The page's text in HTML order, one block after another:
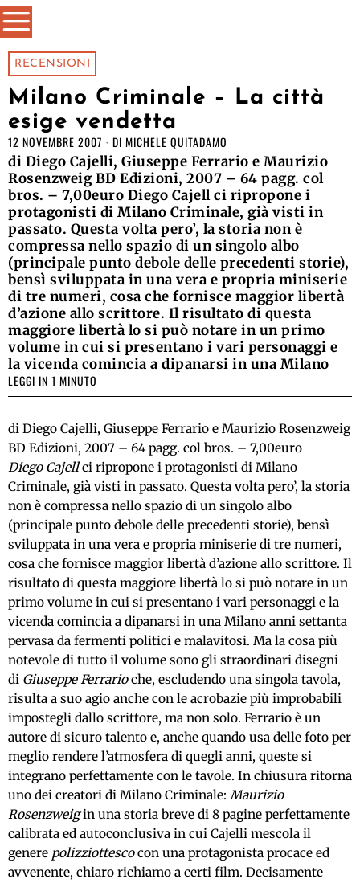
RECENSIONI
Milano Criminale – La città
esige vendetta
12 NOVEMBRE 2007 DI MICHELE QUITADAMO
di Diego Cajelli, Giuseppe Ferrario e Maurizio
Rosenzweig BD Edizioni, 2007 – 64 pagg. col
bros. – 7,00euro Diego Cajell ci ripropone i
protagonisti di Milano Criminale, già visti in
passato. Questa volta pero’, la storia non è
compressa nello spazio di un singolo albo
(principale punto debole delle precedenti storie),
bensì sviluppata in una vera e propria miniserie
di tre numeri, cosa che fornisce maggior libertà
d’azione allo scrittore. Il risultato di questa
maggiore libertà lo si può notare in un primo
volume in cui si presentano i vari personaggi e
la vicenda comincia a dipanarsi in una Milano
LEGGI IN 1 MINUTO
di Diego Cajelli, Giuseppe Ferrario e Maurizio Rosenzweig
BD Edizioni, 2007 – 64 pagg. col bros. – 7,00euro
Diego Cajellci ripropone i protagonisti di Milano
Criminale, già visti in passato. Questa volta pero’, la storia
non è compressa nello spazio di un singolo albo
(principale punto debole delle precedenti storie), bensì
sviluppata in una vera e propria miniserie di tre numeri,
cosa che fornisce maggior libertà d’azione allo scrittore. Il
risultato di questa maggiore libertà lo si può notare in un
primo volume in cui si presentano i vari personaggi e la
vicenda comincia a dipanarsi in una Milano anni settanta
pervasa da fermenti politici e malavitosi. Ma la cosa più
notevole di tutto il volume sono gli straordinari disegni
di Giuseppe Ferrarioche, escludendo una singola tavola,
risulta a suo agio anche con le acrobazie più improbabili
impostegli dallo scrittore, ma non solo. Ferrario è un
autore di sicuro talento e, anche quando usa delle foto per
meglio rendere l’atmosfera di quegli anni, queste si
integrano perfettamente con le tavole. In chiusura ritorna
uno dei creatori di Milano Criminale: Maurizio
Rosenzweigin una storia breve di 8 pagine perfettamente
calibrata ed autoconclusiva in cui Cajelli mescola il
genere polizziottescocon una protagonista procace ed
avvenente, chiaro richiamo a certi film. Decisamente